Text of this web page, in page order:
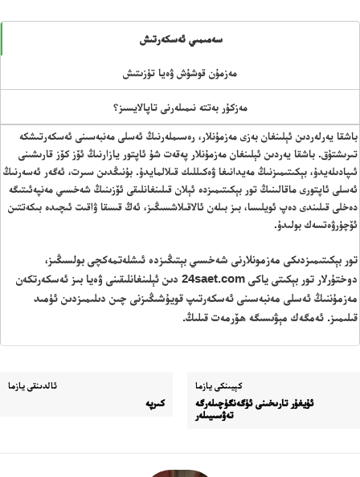
سەمىمىي ئەسكەرتىش
مەزمۇن قوشۇش ۋەيا تۈزىتىش
مەزكۇر بەتتە نىمىلەرنى تاپالايسىز؟
باشقا يەرلەردىن ئېلىنغان بەزى مەزمۇنلار، رەسىملەرنىڭ ئەسلى مەنبەسىنى ئەسكەرتىشكە
تىرىشتۇق. باشقا يەردىن ئېلىنغان مەزمۇنلار پەقەت شۇ ئاپتور يازارنىڭ ئۆز كۆز قارىشىنى
ئىپادىلەيدۇ، بېكىتىمىزنىڭ مەيدانىغا ۋەكىللىك قىلالمايدۇ. بۇنىڭدىن سىرت، ئەگەر ئەسەرنىڭ
ئەسلى ئاپتورى ماقالىنىڭ تور بېكىتىمىزدە ئېلان قىلىنغانلىقى ئۆزىنىڭ شەخسىي مەنپەئىتىگە
دەخلى قىلىندى دەپ ئويلىسا، بىز بىلەن ئالاقىلاشسىڭىز، ئەڭ قىسقا ۋاقىت ئىچىدە بىكەتتىن
ئۆچۈرۋەتسەك بولىدۇ.
تور بېكىتىمىزدىكى مەزمونلارنى شەخسىي بېتىڭىزدە ئىشلەتمەكچى بولسىڭىز،
دوختۇرلار تور بېكىتى ياكى 24saet.com دىن ئېلىنغانلىقىنى ۋەيا بىز ئەسكەرتكەن
مەزمۇننىڭ ئەسلى مەنبەسىنى ئەسكەرتىپ قويۇشىڭىزنى چىن دىلىمىزدىن ئۈمىد
قىلىمىز. ئەمگەك مېۋىسىگە ھۆرمەت قىلىڭ.
ئالدىنقى يازما
كىرپە
كېيىنكى يازما
ئۇيغۇر تارىخىنى ئۈگەنگۈچىلەرگە
تەۋسىيىلەر